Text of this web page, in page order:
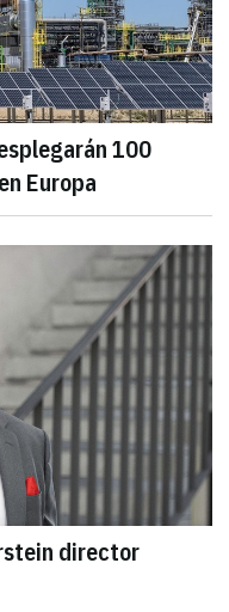
100
Europa
director